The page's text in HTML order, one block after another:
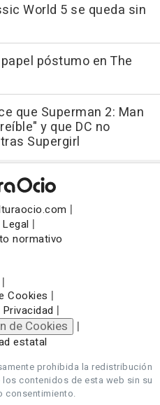
World 5 se queda sin
póstumo en The
que Superman 2: Man
y que DC no
Supergirl
|
|
normativo
|
Cookies |
|
de Cookies |
estatal
prohibida la redistribución
contenidos de esta web sin su
consentimiento.